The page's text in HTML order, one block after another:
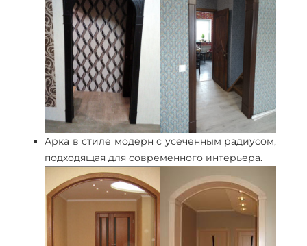
Арка в стиле модерн с усеченным радиусом,
подходящая для современного интерьера.